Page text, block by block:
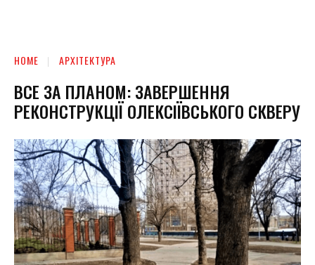
HOME АРХІТЕКТУРА
ВСЕ ЗА ПЛАНОМ: ЗАВЕРШЕННЯ
РЕКОНСТРУКЦІЇ ОЛЕКСІЇВСЬКОГО СКВЕРУ